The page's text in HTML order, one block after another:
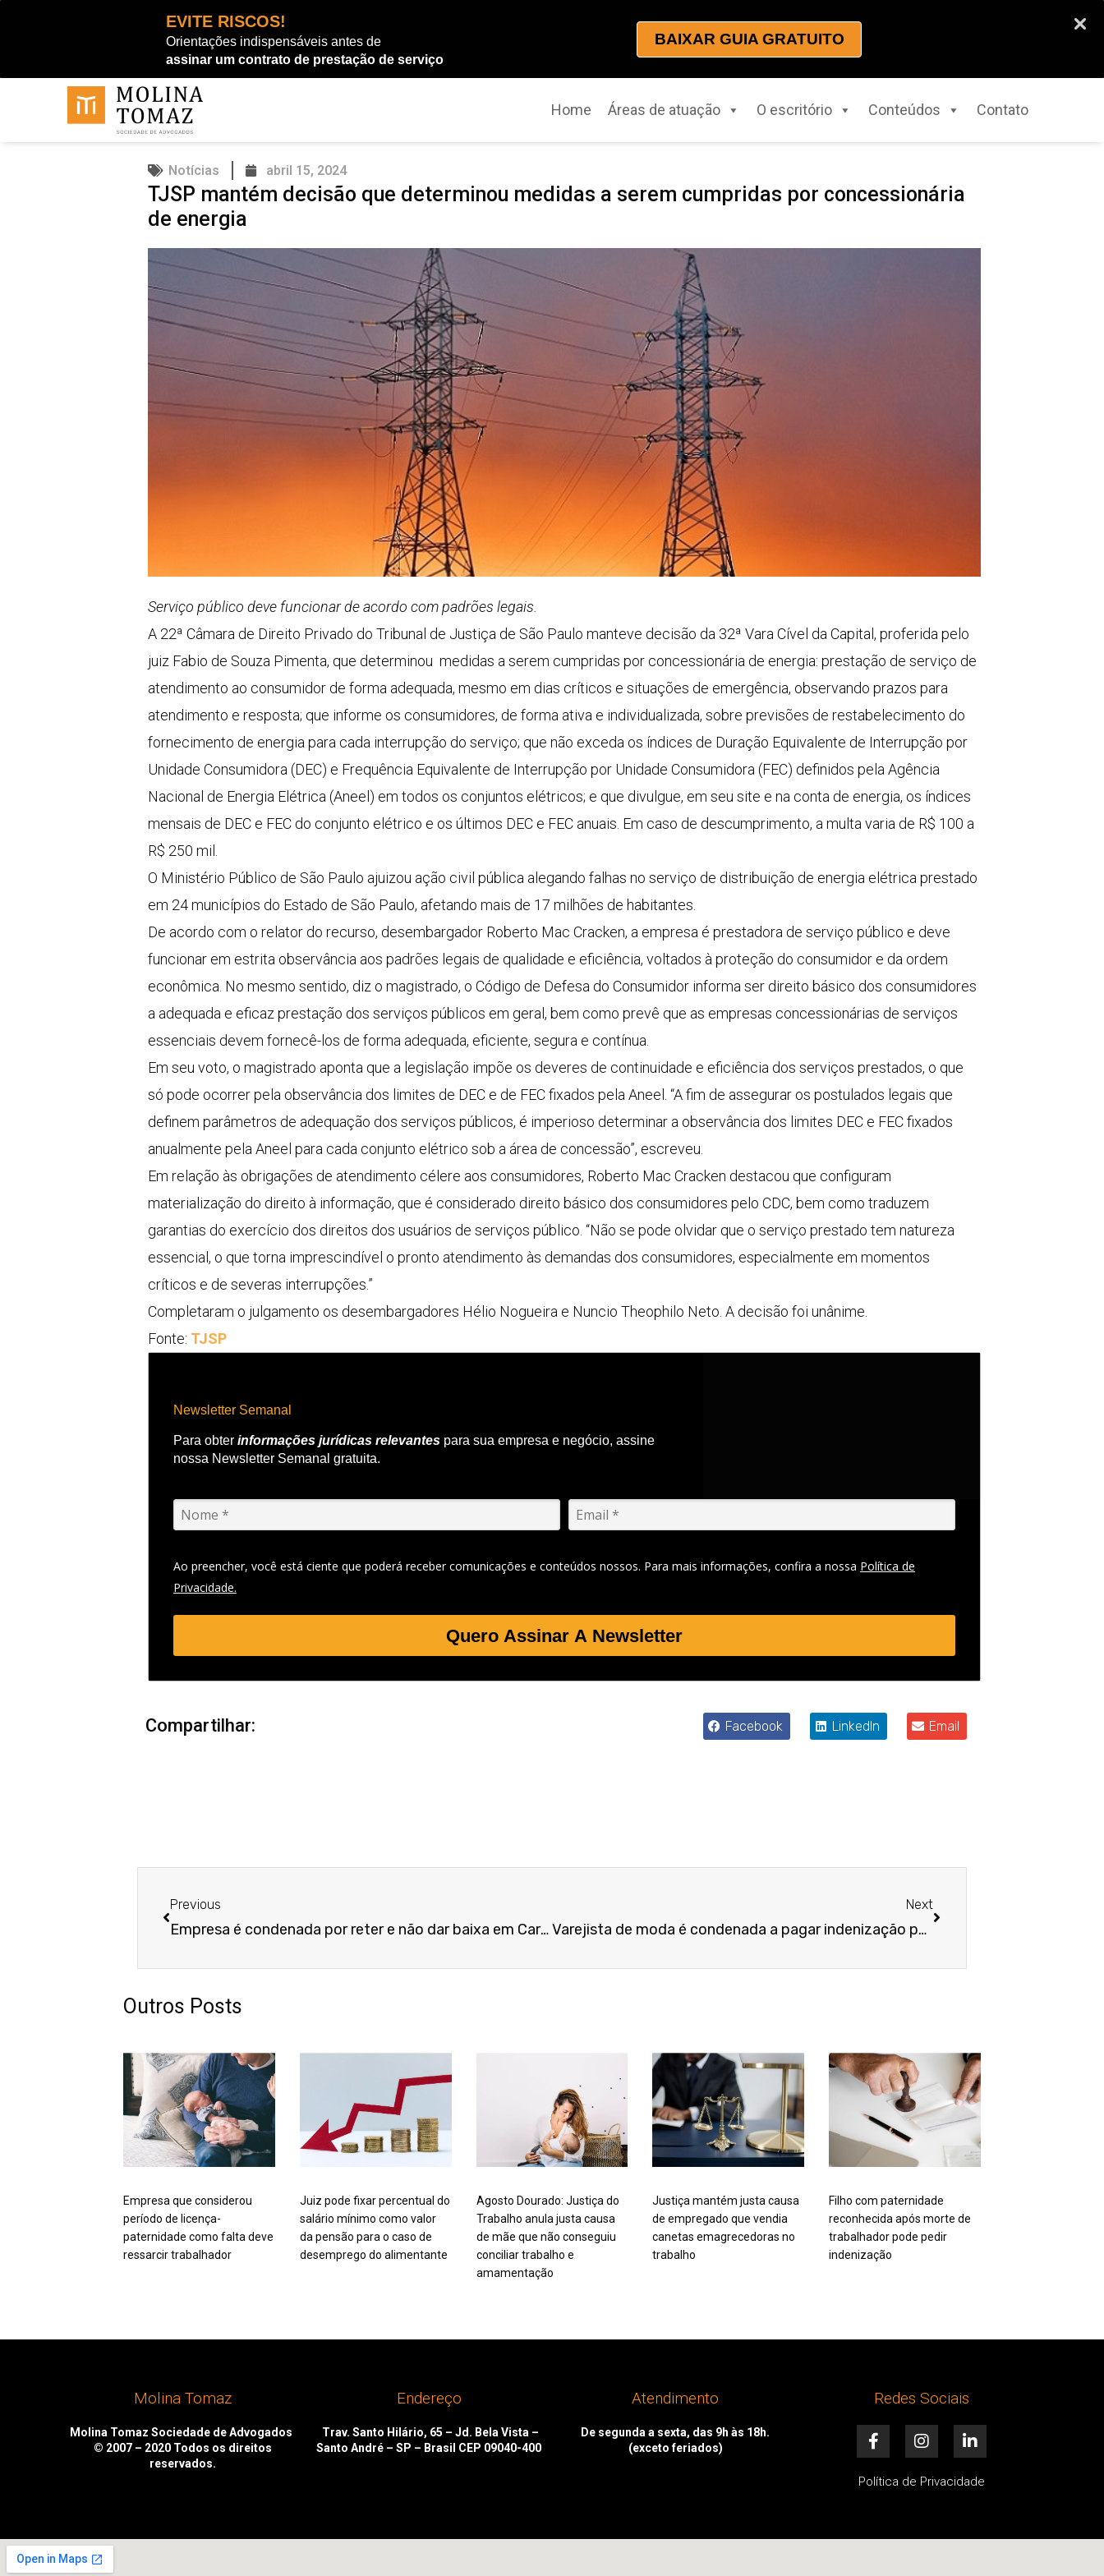
EVITE RISCOS!
Orientações indispensáveis antes de
assinar um contrato de prestação de serviço
BAIXAR GUIA GRATUITO
conteúdo
Home Áreas de atuação O escritório Conteúdos Contato
Notícias abril 15, 2024
TJSP mantém decisão que determinou medidas a serem cumpridas por concessionária
de energia
Serviço público deve funcionar de acordo com padrões legais.
A 22ª Câmara de Direito Privado do Tribunal de Justiça de São Paulo manteve decisão da 32ª Vara Cível da Capital, proferida pelo
juiz Fabio de Souza Pimenta, que determinou medidas a serem cumpridas por concessionária de energia: prestação de serviço de
atendimento ao consumidor de forma adequada, mesmo em dias críticos e situações de emergência, observando prazos para
atendimento e resposta; que informe os consumidores, de forma ativa e individualizada, sobre previsões de restabelecimento do
fornecimento de energia para cada interrupção do serviço; que não exceda os índices de Duração Equivalente de Interrupção por
Unidade Consumidora (DEC) e Frequência Equivalente de Interrupção por Unidade Consumidora (FEC) definidos pela Agência
Nacional de Energia Elétrica (Aneel) em todos os conjuntos elétricos; e que divulgue, em seu site e na conta de energia, os índices
mensais de DEC e FEC do conjunto elétrico e os últimos DEC e FEC anuais. Em caso de descumprimento, a multa varia de R$ 100 a
R$ 250 mil.
O Ministério Público de São Paulo ajuizou ação civil pública alegando falhas no serviço de distribuição de energia elétrica prestado
em 24 municípios do Estado de São Paulo, afetando mais de 17 milhões de habitantes.
De acordo com o relator do recurso, desembargador Roberto Mac Cracken, a empresa é prestadora de serviço público e deve
funcionar em estrita observância aos padrões legais de qualidade e eficiência, voltados à proteção do consumidor e da ordem
econômica. No mesmo sentido, diz o magistrado, o Código de Defesa do Consumidor informa ser direito básico dos consumidores
a adequada e eficaz prestação dos serviços públicos em geral, bem como prevê que as empresas concessionárias de serviços
essenciais devem fornecê-los de forma adequada, eficiente, segura e contínua.
Em seu voto, o magistrado aponta que a legislação impõe os deveres de continuidade e eficiência dos serviços prestados, o que
só pode ocorrer pela observância dos limites de DEC e de FEC fixados pela Aneel. “A fim de assegurar os postulados legais que
definem parâmetros de adequação dos serviços públicos, é imperioso determinar a observância dos limites DEC e FEC fixados
anualmente pela Aneel para cada conjunto elétrico sob a área de concessão”, escreveu.
Em relação às obrigações de atendimento célere aos consumidores, Roberto Mac Cracken destacou que configuram
materialização do direito à informação, que é considerado direito básico dos consumidores pelo CDC, bem como traduzem
garantias do exercício dos direitos dos usuários de serviços público. “Não se pode olvidar que o serviço prestado tem natureza
essencial, o que torna imprescindível o pronto atendimento às demandas dos consumidores, especialmente em momentos
críticos e de severas interrupções.”
Completaram o julgamento os desembargadores Hélio Nogueira e Nuncio Theophilo Neto. A decisão foi unânime.
Fonte: TJSP
Newsletter Semanal
Para obter informações jurídicas relevantes para sua empresa e negócio, assine
nossa Newsletter Semanal gratuita.
Ao preencher, você está ciente que poderá receber comunicações e conteúdos nossos. Para mais informações, confira a nossa Política de
Privacidade.
Quero Assinar A Newsletter
Compartilhar: Facebook LinkedIn Email
Previous
Empresa é condenada por reter e não dar baixa em Carteira de Trabalho após dispensa de empregado
Next
Varejista de moda é condenada a pagar indenização por homofobia
Outros Posts
Empresa que considerou
período de licença-
paternidade como falta deve
ressarcir trabalhador
Juiz pode fixar percentual do
salário mínimo como valor
da pensão para o caso de
desemprego do alimentante
Agosto Dourado: Justiça do
Trabalho anula justa causa
de mãe que não conseguiu
conciliar trabalho e
amamentação
Justiça mantém justa causa
de empregado que vendia
canetas emagrecedoras no
trabalho
Filho com paternidade
reconhecida após morte de
trabalhador pode pedir
indenização
Molina Tomaz
Molina Tomaz Sociedade de Advogados
© 2007 – 2020 Todos os direitos
reservados.
Endereço
Trav. Santo Hilário, 65 – Jd. Bela Vista –
Santo André – SP – Brasil CEP 09040-400
Atendimento
De segunda a sexta, das 9h às 18h.
(exceto feriados)
Redes Sociais
F
a
e
I
n
t
L
i
k
Política de Privacidade